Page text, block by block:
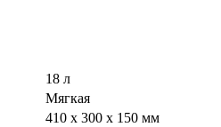
18 л
Мягкая
410 x 300 x 150 мм